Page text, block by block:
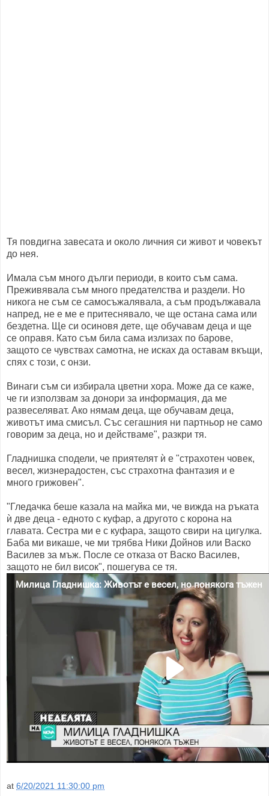
Тя повдигна завесата и около личния си живот и човекът
до нея.
Имала съм много дълги периоди, в които съм сама.
Преживявала съм много предателства и раздели. Но
никога не съм се самосъжалявала, а съм продължавала
напред, не е ме е притеснявало, че ще остана сама или
бездетна. Ще си осиновя дете, ще обучавам деца и ще
се оправя. Като съм била сама излизах по барове,
защото се чувствах самотна, не исках да оставам вкъщи,
спях с този, с онзи.
Винаги съм си избирала цветни хора. Може да се каже,
че ги използвам за донори за информация, да ме
развеселяват. Ако нямам деца, ще обучавам деца,
животът има смисъл. Със сегашния ни партньор не само
говорим за деца, но и действаме", разкри тя.
Гладнишка сподели, че приятелят ѝ е "страхотен човек,
весел, жизнерадостен, със страхотна фантазия и е
много грижовен".
"Гледачка беше казала на майка ми, че вижда на ръката
ѝ две деца - едното с куфар, а другото с корона на
главата. Сестра ми е с куфара, защото свири на цигулка.
Баба ми викаше, че ми трябва Ники Дойнов или Васко
Василев за мъж. После се отказа от Васко Василев,
защото не бил висок", пошегува се тя.
at 6/20/2021 11:30:00 pm